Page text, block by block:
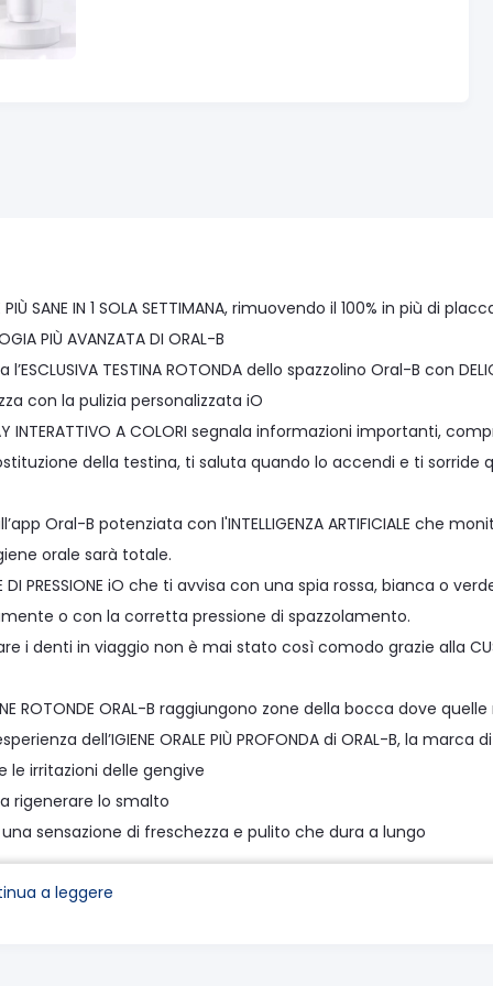
PIÙ SANE IN 1 SOLA SETTIMANA, rimuovendo il 100% in più di
PIÙ AVANZATA DI ORAL-B
l’ESCLUSIVA TESTINA ROTONDA dello spazzolino Oral-B con
con la pulizia personalizzata iO
INTERATTIVO A COLORI segnala informazioni importanti,
della testina, ti saluta quando lo accendi e ti sorride
Oral-B potenziata con l'INTELLIGENZA ARTIFICIALE che
orale sarà totale.
DI PRESSIONE iO che ti avvisa con una spia rossa, bianca o
o con la corretta pressione di spazzolamento.
i denti in viaggio non è mai stato così comodo grazie alla
ROTONDE ORAL-B raggiungono zone della bocca dove
dell’IGIENE ORALE PIÙ PROFONDA di ORAL-B, la
irritazioni delle gengive
lo smalto
sensazione di freschezza e pulito che dura a lungo
al sapore di menta all’anice
professionalmente e clinicamente provato
a leggere